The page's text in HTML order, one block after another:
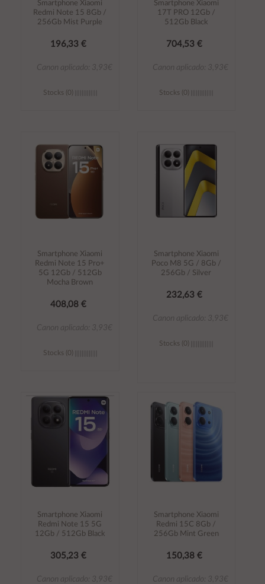
Smartphone Xiaomi
Redmi Note 15 8Gb /
256Gb Mist Purple
196,33 €
Canon aplicado: 3,93€
Stocks (0)
carrito
Smartphone Xiaomi
17T PRO 12Gb /
512Gb Black
704,53 €
Canon aplicado: 3,93€
Stocks (0)
carrito
Smartphone Xiaomi
Redmi Note 15 Pro+
5G 12Gb / 512Gb
Mocha Brown
408,08 €
Canon aplicado: 3,93€
Stocks (0)
carrito
Smartphone Xiaomi
Poco M8 5G / 8Gb /
256Gb / Silver
232,63 €
Canon aplicado: 3,93€
Stocks (0)
carrito
Smartphone Xiaomi
Redmi Note 15 5G
12Gb / 512Gb Black
305,23 €
Canon aplicado: 3,93€
Smartphone Xiaomi
Redmi 15C 8Gb /
256Gb Mint Green
150,38 €
Canon aplicado: 3,93€